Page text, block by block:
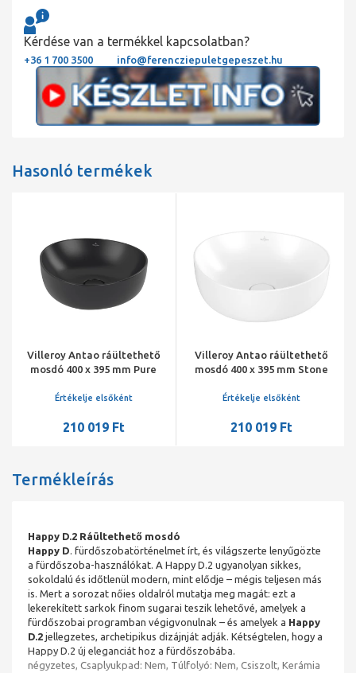
Kérdése van a termékkel kapcsolatban?
+36 1 700 3500 info@ferencziepuletgepeszet.hu
Hasonló termékek
Villeroy Antao ráültethető
mosdó 400 x 395 mm Pure
Értékelje elsőként
210 019 Ft
Villeroy Antao ráültethető
mosdó 400 x 395 mm Stone
Értékelje elsőként
210 019 Ft
Termékleírás
Happy D.2 Ráültethető mosdó
Happy D. fürdőszobatörténelmet írt, és világszerte lenyűgözte
a fürdőszoba-használókat. A Happy D.2 ugyanolyan sikkes,
sokoldalú és időtlenül modern, mint elődje – mégis teljesen más
is. Mert a sorozat nőies oldalról mutatja meg magát: ezt a
lekerekített sarkok finom sugarai teszik lehetővé, amelyek a
fürdőszobai programban végigvonulnak – és amelyek a Happy
D.2 jellegzetes, archetipikus dizájnját adják. Kétségtelen, hogy a
Happy D.2 új eleganciát hoz a fürdőszobába.
négyzetes, Csaplyukpad: Nem, Túlfolyó: Nem, Csiszolt, Kerámia